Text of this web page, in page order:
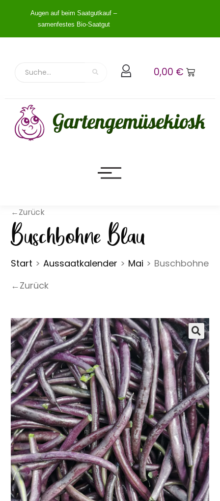
Augen auf beim Saatgutkauf –
samenfestes Bio-Saatgut
0,00 €
Buschbohne Blau
Start > Aussaatkalender > Mai > Buschbohne
←Zurück
🔍
←Zurück